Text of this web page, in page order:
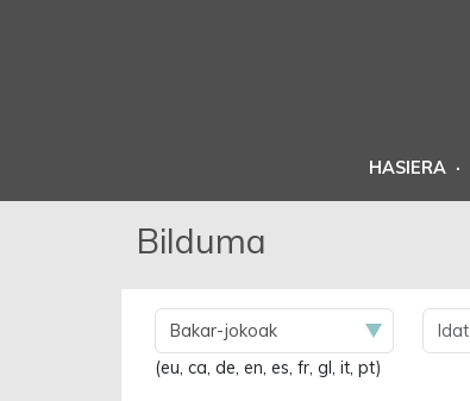
HASIERA ·
Bilduma
(eu, ca, de, en, es, fr, gl, it, pt)